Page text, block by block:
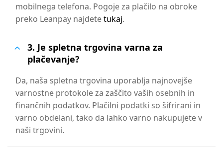
mobilnega telefona. Pogoje za plačilo na obroke
preko Leanpay najdetetukaj.
3. Je spletna trgovina varna za
plačevanje?
Da, naša spletna trgovina uporablja najnovejše
varnostne protokole za zaščito vaših osebnih in
finančnih podatkov. Plačilni podatki so šifrirani in
varno obdelani, tako da lahko varno nakupujete v
naši trgovini.